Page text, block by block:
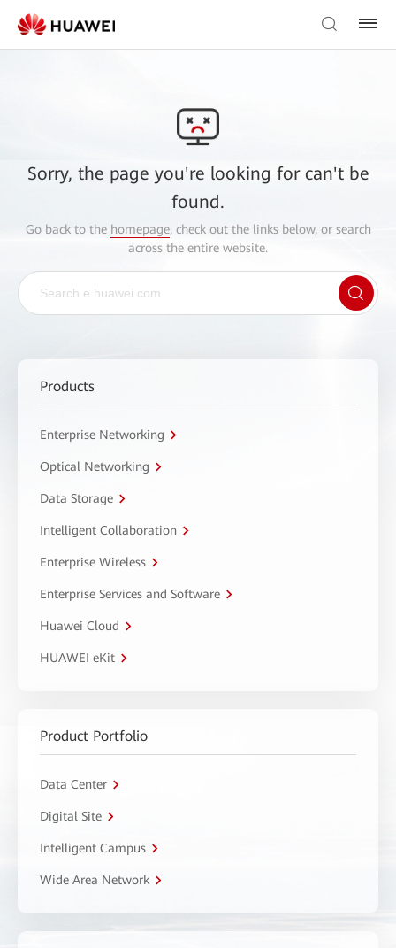
Sorry, the page you're looking for can't be
found.
Go back to the homepage, check out the links below, or search
across the entire website.
Products
Enterprise Networking
Optical Networking
Data Storage
Intelligent Collaboration
Enterprise Wireless
Enterprise Services and Software
Huawei Cloud
HUAWEI eKit
Product Portfolio
Data Center
Digital Site
Intelligent Campus
Wide Area Network